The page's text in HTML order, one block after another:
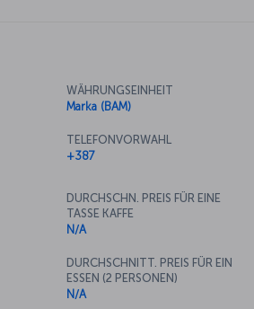
WÄHRUNGSEINHEIT
Marka (BAM)
TELEFONVORWAHL
+387
DURCHSCHN. PREIS FÜR EINE
TASSE KAFFE
N/A
DURCHSCHNITT. PREIS FÜR EIN
ESSEN (2 PERSONEN)
N/A